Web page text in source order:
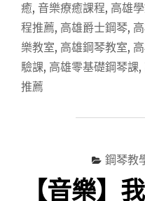
癒, 音樂療癒課程, 高雄
程推薦, 高雄爵士鋼琴,
樂教室, 高雄鋼琴教室,
驗課, 高雄零基礎鋼琴課,
推薦
鋼琴教
【音樂】